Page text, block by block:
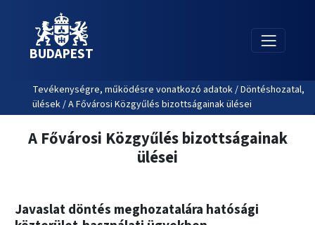
BUDAPEST
Tevékenységre, működésre vonatkozó adatok / Döntéshozatal,
ülések / A Fővárosi Közgyűlés bizottságainak ülései
A Fővárosi Közgyűlés bizottságainak
ülései
Javaslat döntés meghozatalára hatósági